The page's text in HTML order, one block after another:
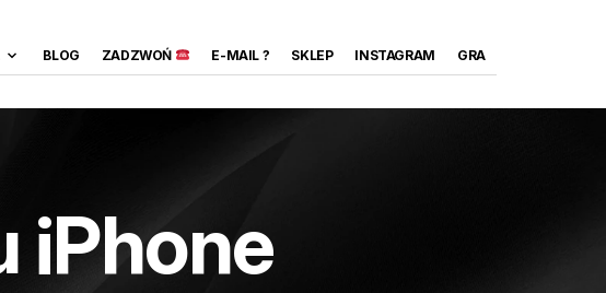
BLOG ZADZWOŃ E-MAIL ? SKLEP INSTAGRAM GRA
iPhone